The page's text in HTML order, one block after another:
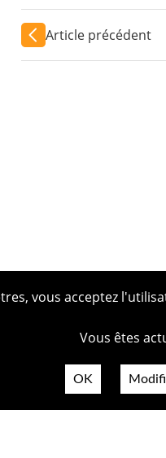
Article précédent
vous acceptez
Vous êtes
OK